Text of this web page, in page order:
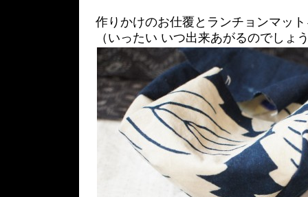
作りかけのお仕覆とランチョンマッ
（いったい いつ出来あがるのでしょ